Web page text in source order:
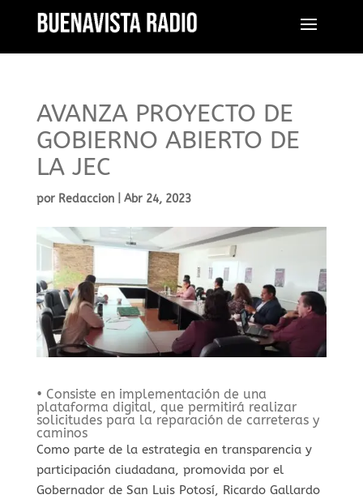
AVANZA PROYECTO DE
GOBIERNO ABIERTO DE
LA JEC
por Redaccion| Abr 24, 2023
• Consiste en implementación de una
plataforma digital, que permitirá realizar
solicitudes para la reparación de carreteras y
caminos
Como parte de la estrategia en transparencia y
participación ciudadana, promovida por el
Gobernador de San Luis Potosí, Ricardo Gallardo